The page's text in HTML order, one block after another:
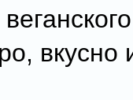
вкусно